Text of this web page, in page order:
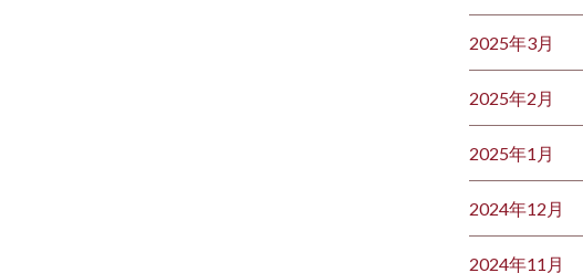
2025年3月
2025年2月
2025年1月
2024年12月
2024年11月